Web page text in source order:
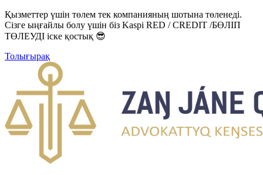
Қызметтер үшін төлем тек компанияның шотына төленеді.
Сізге ыңғайлы болу үшін біз Kaspi RED / CREDIT /БӨЛІП
ТӨЛЕУДІ іске қостық 😎
Толығырақ